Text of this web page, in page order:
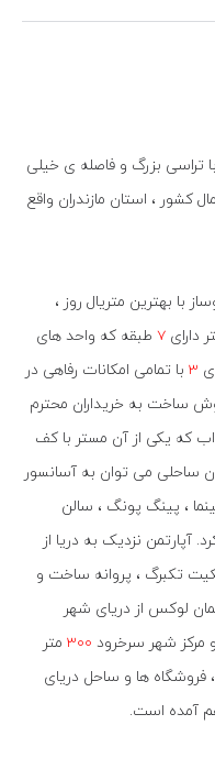
تراسی بزرگ و فاصله ی خیلی
کشور ، استان مازندران واقع
با بهترین متریال روز ،
دارای 7 طبقه که واحد های
3 با تمامی امکانات رفاهی در
ساخت به خریداران محترم
برج ساحلی دارای 3 اتاق خواب که یکی از آن مستر با کف
ساحلی می توان به آسانسور
، پینگ پونگ ، سالن
آپارتمن نزدیک به دریا از
تکبرگ ، پروانه ساخت و
لوکس از دریای شهر
مرکز شهر سرخرود 300 متر
فروشگاه ها و ساحل دریای
آمده است.